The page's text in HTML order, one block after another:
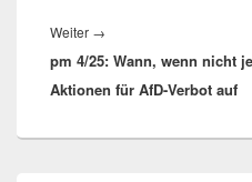
Weiter →
Beitrag:
pm 4/25: Wann, wenn nicht
Aktionen für AfD-Verbot auf